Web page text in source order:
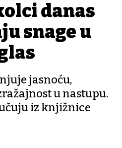
danas
snage u
jasnoću,
u nastupu.
iz knjižnice